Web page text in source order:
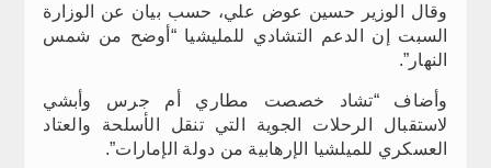
وقال الوزير حسين عوض علي، حسب بيان عن الوزارة
السبت إن الدعم التشادي للمليشيا “أوضح من شمس
النهار”.
وأضاف “تشاد خصصت مطاري أم جرس وأبشي
لاستقبال الرحلات الجوية التي تنقل الأسلحة والعتاد
العسكري للميلشيا الإرهابية من دولة الإمارات”.